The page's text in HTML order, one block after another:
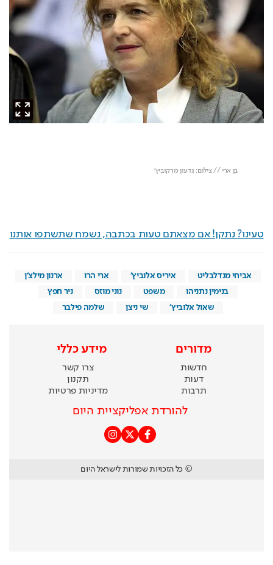
                בן ארי // צילום: גדעון מרקוביץ'
טעינו? נתקן! אם מצאתם טעות בכתבה, נשמח שתשתפו אותנו
אביחי מנדלבליט איריס אלוביץ' ארי הרו
ארנון מילצ'ן
בנימין נתניהו
משפט נוני מוזס
ניר חפץ
שאול אלוביץ'
שי ניצן שלמה פילבר
מדורים
חדשות
דעות
תרבות
מידע כללי
צרו קשר
תקנון
מדיניות פרטיות
להורדת אפליקציית היום
© כל הזכויות שמורות לישראל היום